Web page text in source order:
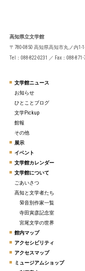
高知県立文学館
〒780-0850 高知県高知市丸ノ内1-
Tel：088-822-0231 ／ Fax：088-871-
文学館ニュース
お知らせ
ひとことブログ
文学Pickup
館報
その他
展示
イベント
文学館カレンダー
文学館について
ごあいさつ
高知と文学者たち
50音別作家一覧
寺田寅彦記念室
宮尾文学の世界
館内マップ
アクセシビリティ
アクセスマップ
ミュージアムショップ